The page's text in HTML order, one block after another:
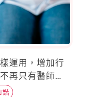
運用，增加行
再只有醫師說
諧